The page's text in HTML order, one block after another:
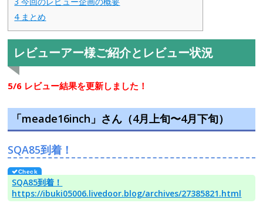
4まとめ
レビューアー様ご紹介とレビュー状況
5/6 レビュー結果を更新しました！
「meade16inch」さん（4月上旬〜4月下旬）
SQA85到着！
SQA85到着！
https://ibuki05006.livedoor.blog/archives/27385821.html